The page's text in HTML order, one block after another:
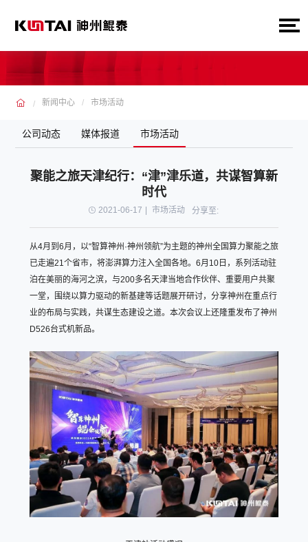
新闻中心 市场活动
公司动态 媒体报道 市场活动
聚能之旅天津纪行：“津”津乐道，共谋智算新
时代
2021-06-17 市场活动 分享至:
从4月到6月，以“智算神州·神州领航”为主题的神州全国算力聚能之旅
已走遍21个省市，将澎湃算力注入全国各地。6月10日，系列活动驻
泊在美丽的海河之滨，与200多名天津当地合作伙伴、重要用户共聚
一堂，围绕以算力驱动的新基建等话题展开研讨，分享神州在重点行
业的布局与实践，共谋生态建设之道。本次会议上还隆重发布了神州
D526台式机新品。